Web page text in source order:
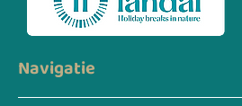
Navigatie